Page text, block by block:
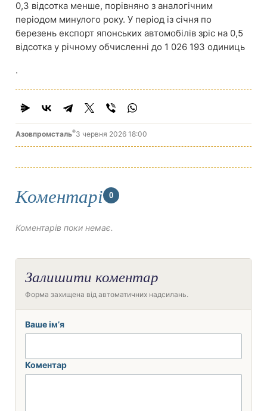
0,3 відсотка менше, порівняно з аналогічним
періодом минулого року. У період із січня по
березень експорт японських автомобілів зріс на 0,5
відсотка у річному обчисленні до 1 026 193 одиниць
.
Азовпромсталь®3 червня 2026 18:00
Коментарі 0
Коментарів поки немає.
Залишити коментар
Форма захищена від автоматичних надсилань.
Ваше ім’я
Коментар